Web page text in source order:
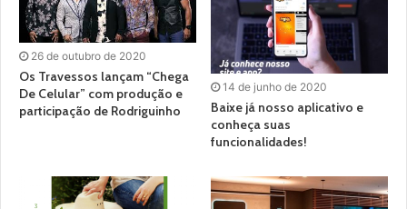
26 de outubro de 2020
Os Travessos lançam “Chega
De Celular” com produção e
participação de Rodriguinho
14 de junho de 2020
Baixe já nosso aplicativo e
conheça suas
funcionalidades!